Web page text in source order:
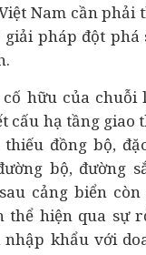
Nam cần phải
pháp đột phá
cố hữu của chuỗi
cấu hạ tầng giao
thiếu đồng bộ,
bộ, đường
cảng biển
thể hiện qua sự
nhập khẩu với